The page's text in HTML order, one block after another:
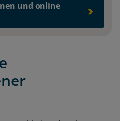
und online